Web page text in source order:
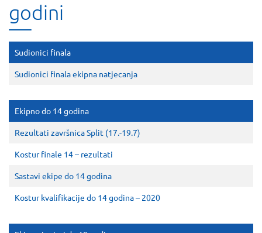
godini
Sudionici finala
Sudionici finala ekipna natjecanja
Ekipno do 14 godina
Rezultati završnica Split (17.-19.7)
Kostur finale 14 – rezultati
Sastavi ekipe do 14 godina
Kostur kvalifikacije do 14 godina – 2020